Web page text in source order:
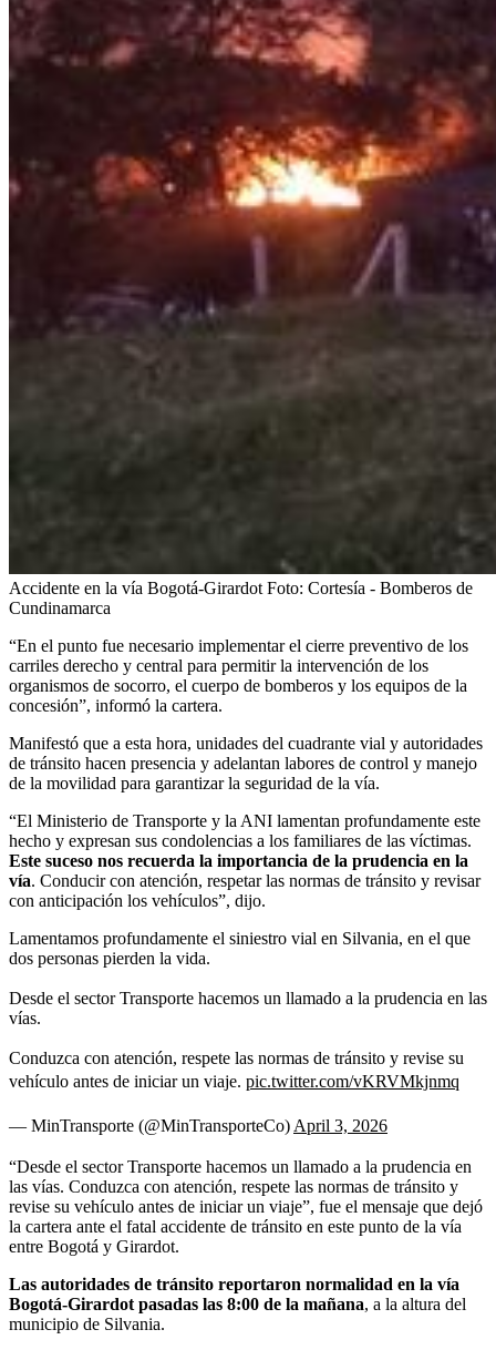
Accidente en la vía Bogotá-Girardot Foto: Cortesía - Bomberos de
Cundinamarca
“En el punto fue necesario implementar el cierre preventivo de los
carriles derecho y central para permitir la intervención de los
organismos de socorro, el cuerpo de bomberos y los equipos de la
concesión”, informó la cartera.
Manifestó que a esta hora, unidades del cuadrante vial y autoridades
de tránsito hacen presencia y adelantan labores de control y manejo
de la movilidad para garantizar la seguridad de la vía.
“El Ministerio de Transporte y la ANI lamentan profundamente este
hecho y expresan sus condolencias a los familiares de las víctimas.
Este suceso nos recuerda la importancia de la prudencia en la
vía. Conducir con atención, respetar las normas de tránsito y revisar
con anticipación los vehículos”, dijo.
Lamentamos profundamente el siniestro vial en Silvania, en el que
dos personas pierden la vida.
Desde el sector Transporte hacemos un llamado a la prudencia en las
vías.
Conduzca con atención, respete las normas de tránsito y revise su
vehículo antes de iniciar un viaje. pic.twitter.com/vKRVMkjnmq
— MinTransporte (@MinTransporteCo) April 3, 2026
“Desde el sector Transporte hacemos un llamado a la prudencia en
las vías. Conduzca con atención, respete las normas de tránsito y
revise su vehículo antes de iniciar un viaje”, fue el mensaje que dejó
la cartera ante el fatal accidente de tránsito en este punto de la vía
entre Bogotá y Girardot.
Las autoridades de tránsito reportaron normalidad en la vía
Bogotá-Girardot pasadas las 8:00 de la mañana, a la altura del
municipio de Silvania.